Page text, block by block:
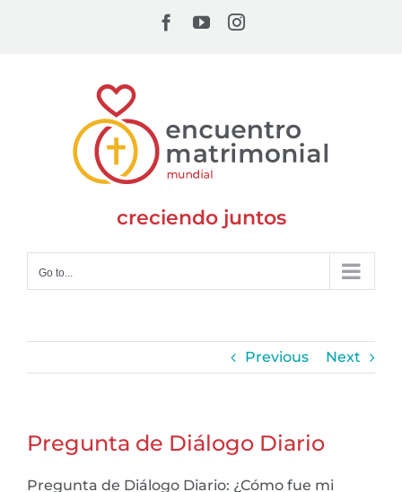
Facebook
YouTubeInstagram
creciendo juntos
Go to...
Previous Next
Pregunta de Diálogo Diario
Pregunta de Diálogo Diario: ¿Cómo fue mi